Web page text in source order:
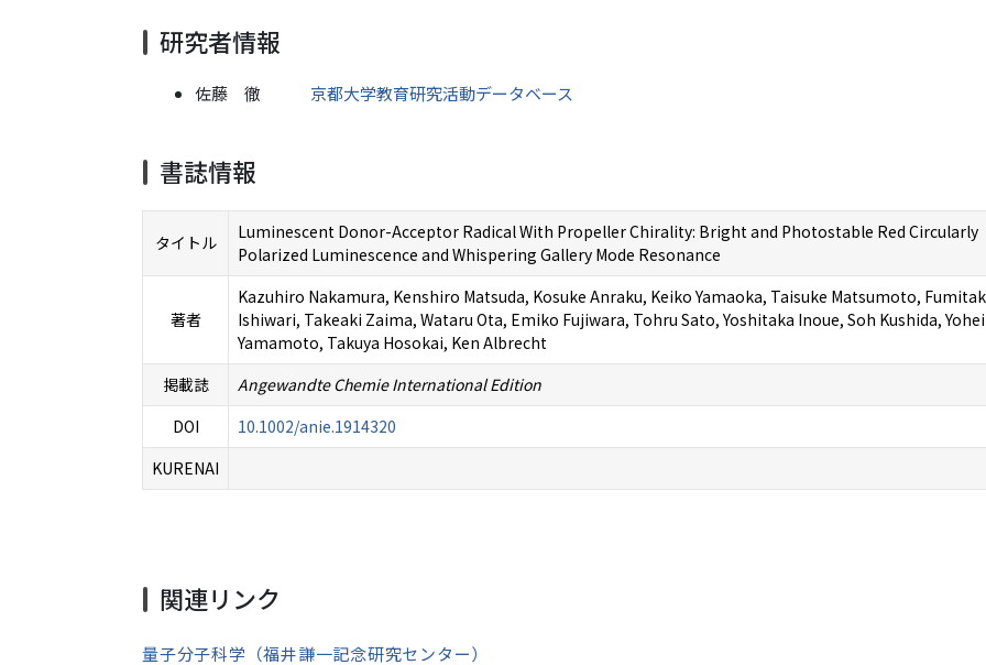
研究者情報
佐藤 徹 京都大学教育研究活動データベース
書誌情報
タイトル
Luminescent Donor-Acceptor Radical With Propeller Chirality: Bright and Photostable Red Circularly
Polarized Luminescence and Whispering Gallery Mode Resonance
著者
Kazuhiro Nakamura, Kenshiro Matsuda, Kosuke Anraku, Keiko Yamaoka, Taisuke Matsumoto,
Ishiwari, Takeaki Zaima, Wataru Ota, Emiko Fujiwara, Tohru Sato, Yoshitaka Inoue, Soh Kushida, Yohei
Yamamoto, Takuya Hosokai, Ken Albrecht
掲載誌
Angewandte Chemie International Edition
DOI
10.1002/anie.1914320
KURENAI
関連リンク
量子分子科学（福井謙一記念研究センター）